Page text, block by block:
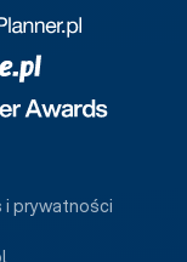
prywatności